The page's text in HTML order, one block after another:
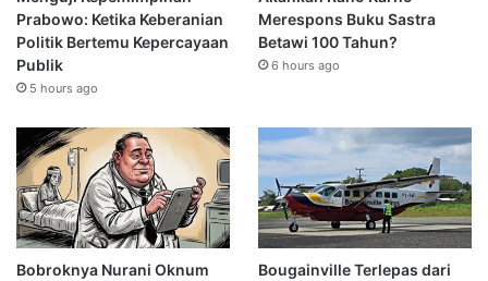
Prabowo: Ketika Keberanian
Politik Bertemu Kepercayaan
Publik
5 hours ago
Merespons Buku Sastra
Betawi 100 Tahun?
6 hours ago
Bobroknya Nurani Oknum
Bougainville Terlepas dari